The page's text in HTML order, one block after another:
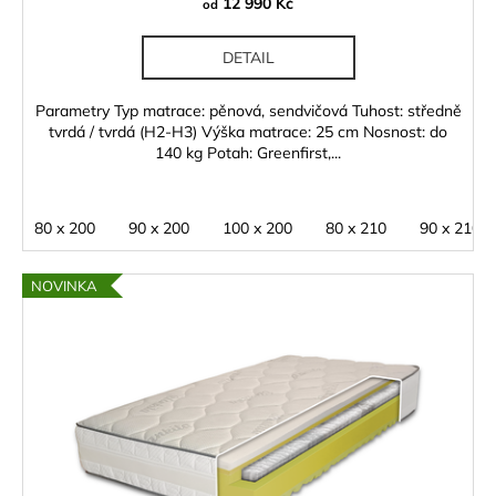
od
DETAIL
Parametry Typ matrace: pěnová, sendvičová Tuhost: středně
tvrdá / tvrdá (H2-H3) Výška matrace: 25 cm Nosnost: do
140 kg Potah: Greenfirst,...
80 x 200 90 x 200 100 x 200 80 x 210 90 x 210
NOVINKA